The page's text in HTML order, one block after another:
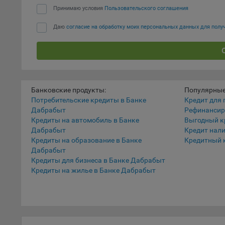
их
5.4.
9.1.
Принимаю условия Пользовательского соглашения
Даю согласие на обработку моих персональных данных для
Банковские продукты:
Потребительские кредиты в Банке
Дабрабыт
Кредиты на автомобиль в Банке
Дабрабыт
Кредиты на образование в Банке
Дабрабыт
Кредиты для бизнеса в Банке Дабрабыт
Кредиты на жилье в Банке Дабрабыт
Кредит для
Выгодный
Кредит
Кредитный